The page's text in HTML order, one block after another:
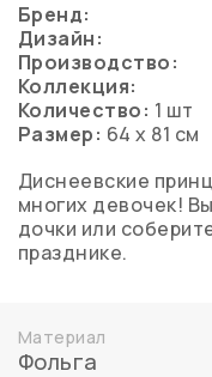
Бренд:
Дизайн:
Производство:
Коллекция:
Количество: 1 шт
Размер: 64 х 81 см
Диснеевские
многих девочек!
дочки или
празднике.
Материал
Фольга